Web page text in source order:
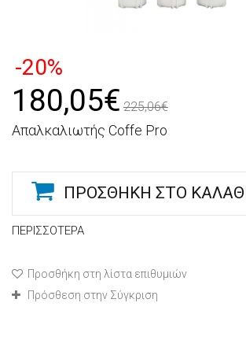
-20%
180,05€ 225,06€
Απαλκαλιωτής Coffe Pro
ΠΡΟΣΘΉΚΗ ΣΤΟ ΚΑΛΆΘΙ
ΠΕΡΙΣΣΌΤΕΡΑ
Προσθήκη στη λίστα επιθυμιών
Πρόσθεση στην Σύγκριση